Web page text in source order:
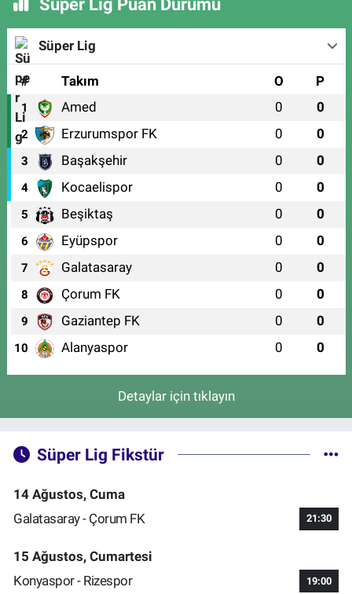
Süper Lig Puan Durumu
Süper Lig
# Takım O P
1 Amed 0 0
2 Erzurumspor FK 0 0
3 Başakşehir 0 0
4 Kocaelispor 0 0
5 Beşiktaş 0 0
6 Eyüpspor 0 0
7 Galatasaray 0 0
8 Çorum FK 0 0
9 Gaziantep FK 0 0
10 Alanyaspor 0 0
Detaylar için tıklayın
Süper Lig Fikstür
14 Ağustos, Cuma
Galatasaray - Çorum FK
21:30
15 Ağustos, Cumartesi
Konyaspor - Rizespor
19:00